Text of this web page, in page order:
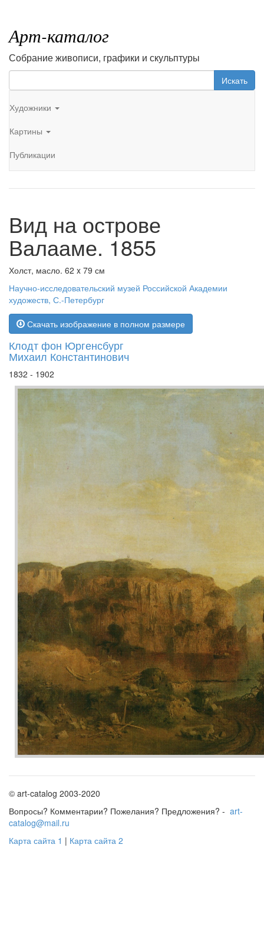
Арт-каталог
Собрание живописи, графики и скульптуры
Искать
Художники
Картины
Публикации
Вид на острове
Валааме. 1855
Холст, масло. 62 x 79 см
Научно-исследовательский музей Российской Академии
художеств, С.-Петербург
Скачать изображение в полном размере
Клодт фон Юргенсбург
Михаил Константинович
1832 - 1902
© art-catalog 2003-2020
Вопросы? Комментарии? Пожелания? Предложения? - art-
catalog@mail.ru
Карта сайта 1 | Карта сайта 2